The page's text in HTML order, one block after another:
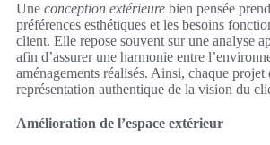
Une conception extérieure bien pensée
préférences esthétiques et les besoins
client. Elle repose souvent sur une analyse
afin d’assurer une harmonie entre
aménagements réalisés. Ainsi, chaque projet
représentation authentique de la vision du
Amélioration de l’espace extérieur